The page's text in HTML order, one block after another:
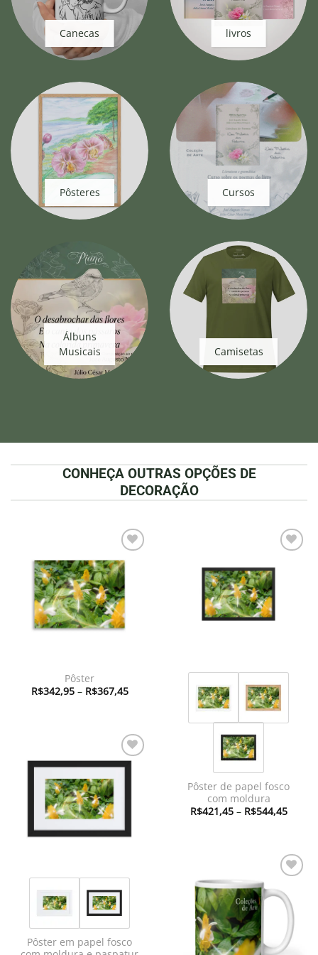
Canecas livros
Pôsteres Cursos
Álbuns
Musicais
Camisetas
CONHEÇA OUTRAS OPÇÕES DE
DECORAÇÃO
Adicionar
à lista de
desejos
Pôster
R$342,95 – R$367,45Faixa
de
R$367,45
à lista de
desejos
Pôster de papel fosco
com moldura
R$421,45 – R$544,45Faixa
Adicionar
desejos
Pôster em papel fosco
Adicionar
à lista de
desejos